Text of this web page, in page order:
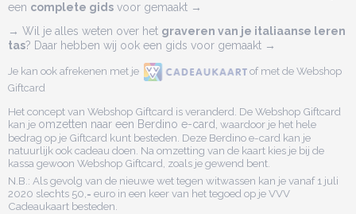
een complete gids voor gemaakt →
→ Wil je alles weten over het graveren van je italiaanse leren
tas? Daar hebben wij ook een gids voor gemaakt →
Je kan ook afrekenen met je
of met de Webshop
Giftcard
Het concept van Webshop Giftcard is veranderd. De Webshop Giftcard
kan je omzetten naar een Berdino e-card, waardoor je het hele
bedrag op je Giftcard kunt besteden. Deze Berdino e-card kan je
natuurlijk ook cadeau doen. Na omzetting van de kaart kies je bij de
kassa gewoon Webshop Giftcard, zoals je gewend bent.
N.B.: Als gevolg van de nieuwe wet tegen witwassen kan je vanaf 1 juli
2020 slechts 50,= euro in een keer van het tegoed op je VVV
Cadeaukaart besteden.